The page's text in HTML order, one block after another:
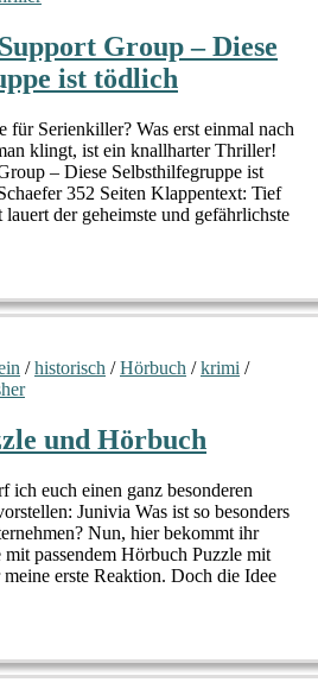
Group – Diese
ist tödlich
für Serienkiller? Was erst einmal nach
klingt, ist ein knallharter Thriller!
– Diese Selbsthilfegruppe ist
352 Seiten Klappentext: Tief
der geheimste und gefährlichste
/historisch /Hörbuch /krimi /
und Hörbuch
ich euch einen ganz besonderen
Junivia Was ist so besonders
Nun, hier bekommt ihr
passendem Hörbuch Puzzle mit
erste Reaktion. Doch die Idee